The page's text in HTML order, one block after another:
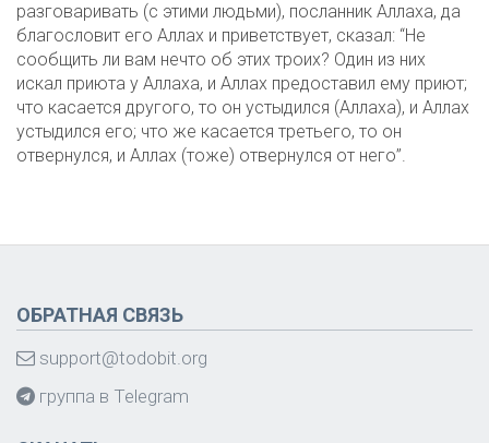
разговаривать (с этими людьми), посланник Аллаха, да
благословит его Аллах и приветствует, сказал: “Не
сообщить ли вам нечто об этих троих? Один из них
искал приюта у Аллаха, и Аллах предоставил ему приют;
что касается другого, то он устыдился (Аллаха), и Аллах
устыдился его; что же касается третьего, то он
отвернулся, и Аллах (тоже) отвернулся от него”.
ОБРАТНАЯ СВЯЗЬ
support@todobit.org
группа в Telegram